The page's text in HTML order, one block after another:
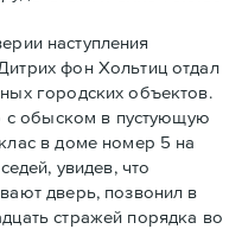
наступления
фон Хольтиц отдал
городских объектов.
с обыском в пустующую
в домe номер 5 на
увидев, что
дверь, позвонил в
стражей порядка во